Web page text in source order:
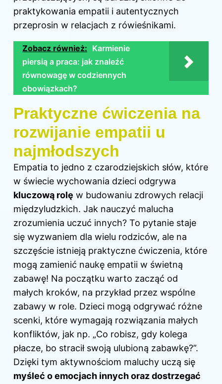
praktykowania empatii i autentycznych
przeprosin w relacjach z rówieśnikami.
Zobacz również: Karmienie
piersią a praca: jak znaleźć
równowagę w codziennych
obowiązkach?
Praktyczne ćwiczenia na
rozwijanie empatii u
najmłodszych
Empatia to jedno z czarodziejskich słów, które
w świecie wychowania dzieci odgrywa
kluczową rolę w budowaniu zdrowych relacji
międzyludzkich. Jak nauczyć malucha
zrozumienia uczuć innych? To pytanie staje
się wyzwaniem dla wielu rodziców, ale na
szczęście istnieją praktyczne ćwiczenia, które
mogą zamienić naukę empatii w świetną
zabawę! Na początku warto zacząć od
małych kroków, na przykład przez wspólne
zabawy w role. Dzieci mogą odgrywać różne
scenki, które wymagają rozwiązania małych
konfliktów, jak np. „Co robisz, gdy kolega
płacze, bo stracił swoją ulubioną zabawkę?”.
Dzięki tym aktywnościom maluchy uczą się
myśleć o emocjach innych oraz dostrzegać